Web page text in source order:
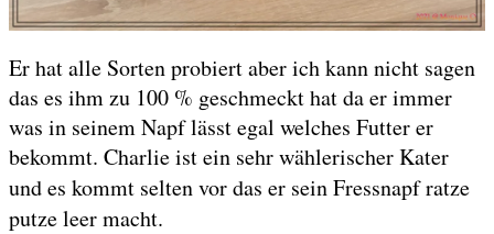
Er hat alle Sorten probiert aber ich kann nicht sagen
das es ihm zu 100 % geschmeckt hat da er immer
was in seinem Napf lässt egal welches Futter er
bekommt. Charlie ist ein sehr wählerischer Kater
und es kommt selten vor das er seinFressnapf ratze
putze leer macht.